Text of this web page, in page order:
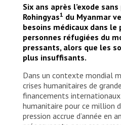
Six ans après l’exode
Rohingyas1 du Myanmar
besoins médicaux dans le
personnes réfugiées du
pressants, alors que les
plus insuffisants.
Dans un contexte mondial
crises humanitaires de
financements
humanitaire pour ce million
pression accrue d’année en